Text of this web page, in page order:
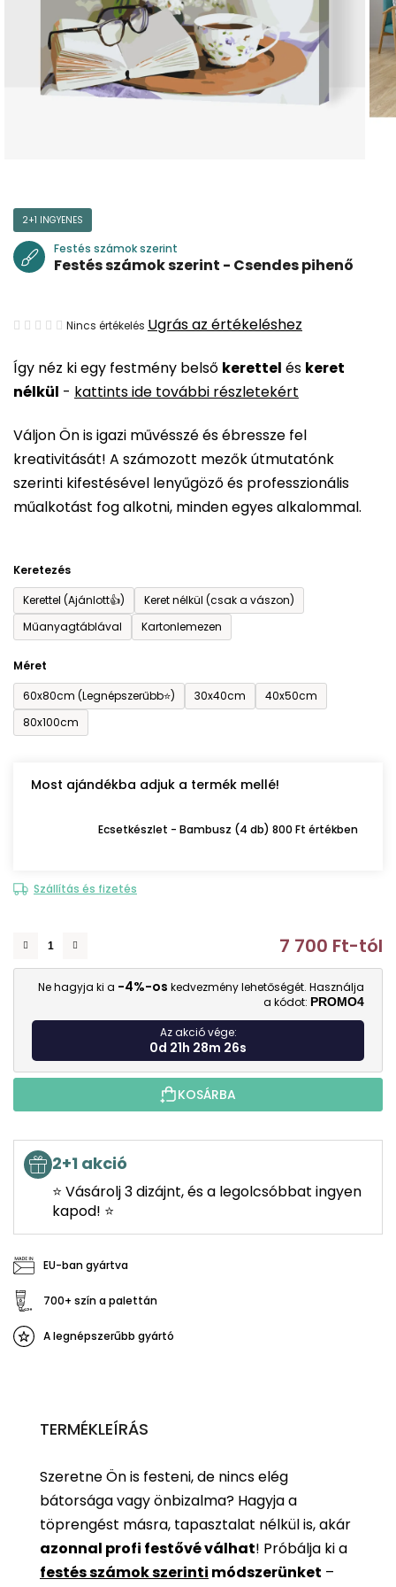
Így néz ki egy festmény belső kerettel és keret
nélkül - kattints ide további részletekért
Váljon Ön is igazi művésszé és ébressze fel
kreativitását! A számozott mezők útmutatónk
szerinti kifestésével lenyűgöző és professzionális
műalkotást fog alkotni, minden egyes alkalommal.
Keretezés
Kerettel (Ajánlott👍)
Keret nélkül (csak a vászon)
Műanyagtáblával
Kartonlemezen
Méret
60x80cm (Legnépszerűbb⭐)
30x40cm
40x50cm
80x100cm
Most ajándékba adjuk a termék mellé!
Ecsetkészlet - Bambusz (4 db) 800 Ft értékben
Szállítás és fizetés
7 700 Ft-tól
Ne hagyja ki a -4%-os kedvezmény lehetőségét. Használja
a kódot: PROMO4
Az akció vége:
0d 21h 28m 25s
KOSÁRBA
2+1 akció
⭐ Vásárolj 3 dizájnt, és a legolcsóbbat ingyen
kapod! ⭐
EU-ban gyártva
700+ szín a palettán
A legnépszerűbb gyártó
2+1 INGYENES
Festés számok szerint
Festés számok szerint - Csendes pihenő
A
átlagos
értékelése
ből
0,0
csillag.
Nincs értékelés Ugrás az értékeléshez
TERMÉKLEÍRÁS
Szeretne Ön is festeni, de nincs elég
bátorsága vagy önbizalma? Hagyja a
töprengést másra, tapasztalat nélkül is, akár
azonnal profi festővé válhat! Próbálja ki a
festés számok szerinti módszerünket –